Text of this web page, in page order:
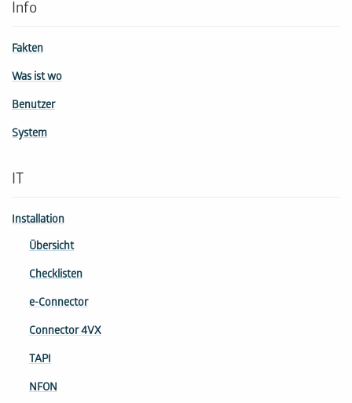
Info
Fakten
Was ist wo
Benutzer
System
IT
Installation
Übersicht
Checklisten
e-Connector
Connector 4VX
TAPI
NFON